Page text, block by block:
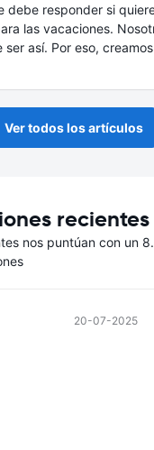
debe responder si
las vacaciones.
así. Por eso,
Ver todos los artículos
recientes
nos puntúan con un
20-07-2025